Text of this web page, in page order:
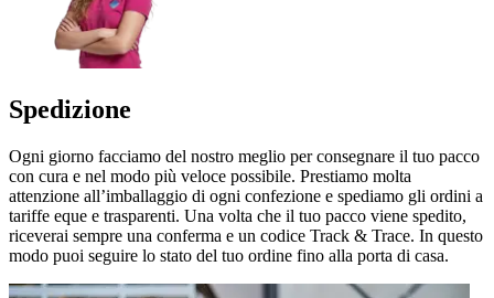
Spedizione
Ogni giorno facciamo del nostro meglio per consegnare il tuo pacco
con cura e nel modo più veloce possibile. Prestiamo molta
attenzione all’imballaggio di ogni confezione e spediamo gli ordini a
tariffe eque e trasparenti. Una volta che il tuo pacco viene spedito,
riceverai sempre una conferma e un codice Track & Trace. In questo
modo puoi seguire lo stato del tuo ordine fino alla porta di casa.